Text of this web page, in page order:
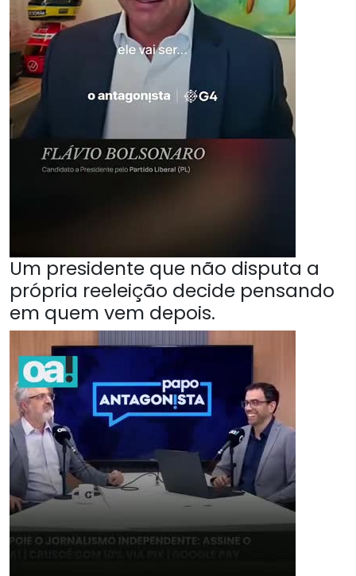
Um presidente que não disputa a
própria reeleição decide pensando
em quem vem depois.